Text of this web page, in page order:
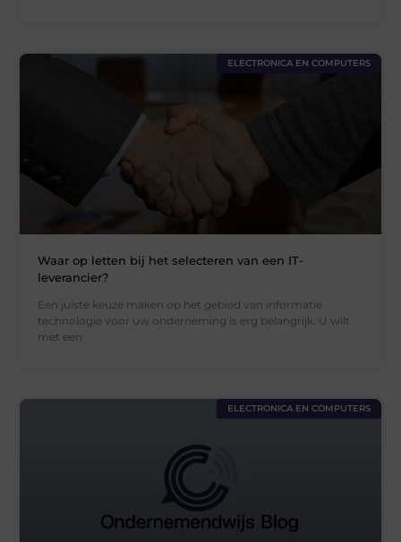
ELECTRONICA EN COMPUTERS
Waar op letten bij het selecteren van een IT-
leverancier?
Een juiste keuze maken op het gebied van informatie
technologie voor uw onderneming is erg belangrijk. U wilt
met een
ELECTRONICA EN COMPUTERS